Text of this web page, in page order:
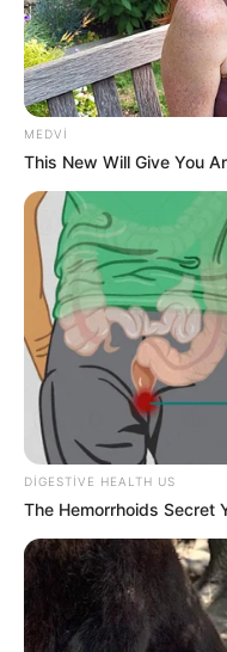
23:27 / 06 Avqust 2026
Stressin
təhlükələr
46
23:07 / 06 Avqust 2026
MEDVI
This New Will Give You
DIGESTIVE HEALTH US
The Hemorrhoids Secret